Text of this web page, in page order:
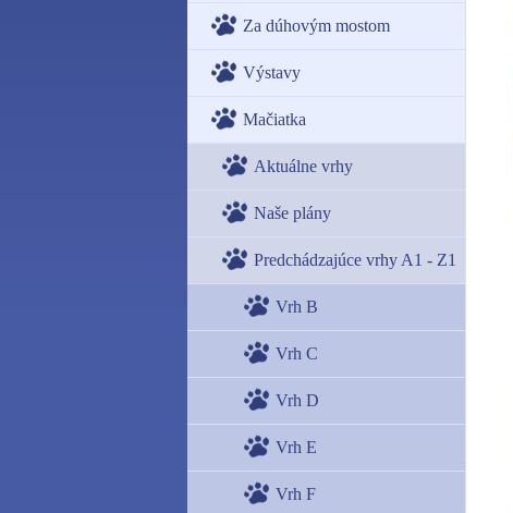
Za dúhovým mostom
Výstavy
Mačiatka
Aktuálne vrhy
Naše plány
Predchádzajúce vrhy A1 - Z1
Vrh B
Vrh C
Vrh D
Vrh E
Vrh F